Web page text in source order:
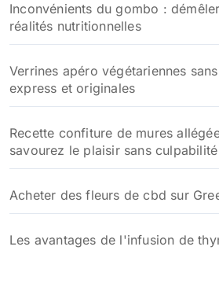
Inconvénients du gombo :
réalités nutritionnelles
Verrines apéro végétariennes
express et originales
Recette confiture de mures
savourez le plaisir sans culpabilité
Acheter des fleurs de cbd sur
Les avantages de l'infusion de